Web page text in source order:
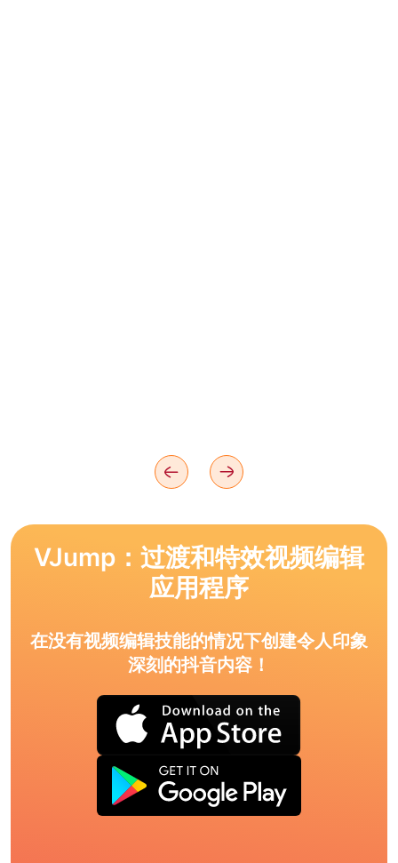
VJump：过渡和特效视频编辑
应用程序
在没有视频编辑技能的情况下创建令人印象
深刻的抖音内容！